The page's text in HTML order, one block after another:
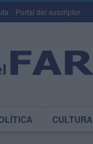
Portal del suscriptor
CULTURA